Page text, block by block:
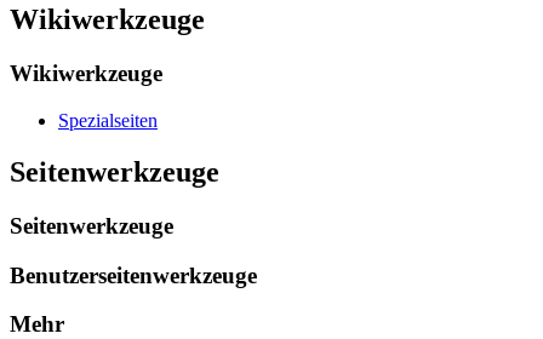
Wikiwerkzeuge
Wikiwerkzeuge
Spezialseiten
Seitenwerkzeuge
Seitenwerkzeuge
Benutzerseitenwerkzeuge
Mehr